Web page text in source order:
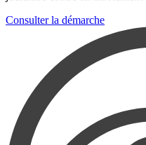
Consulter la démarche